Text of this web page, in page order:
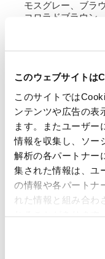
このウェブサイトは
このサイトでは
ンテンツや広告の表
ます。またユーザー
情報を収集し、ソー
解析の各パートナー
集された情報は、ユ
の情報や各パートナ
れた情報と組み合わ
モスグレー、ブラ
コロラドブラウン
ジェットブラック
行き20cm
22L～30L
2.75kg
フレームはマット
処理スチール製で
Triumph フレーム
の他の部分と完璧
付けられていない
クアタッチメント
ます。同乗者が乗
注意: 1200 XE、